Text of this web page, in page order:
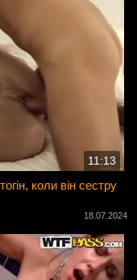
11:13
коли він сестру
18.07.2024